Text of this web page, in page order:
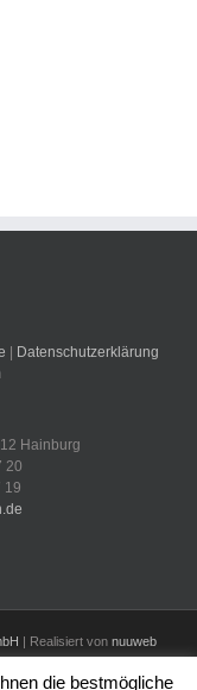
Datenschutzerklärung
Hainburg
20
19
| Realisiert von nuuweb
die bestmögliche